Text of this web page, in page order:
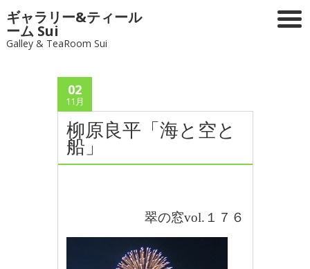
ギャラリー&ティール
ーム Sui
Galley & TeaRoom Sui
02
11月
柳原良平「海と空と
船」
翠の窓vol.１７６